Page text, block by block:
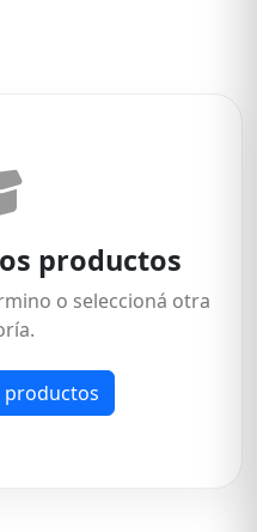
productos
o seleccioná otra
productos